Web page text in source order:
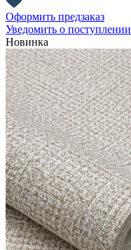
Оформить предзаказ
Уведомить о поступлении
Новинка